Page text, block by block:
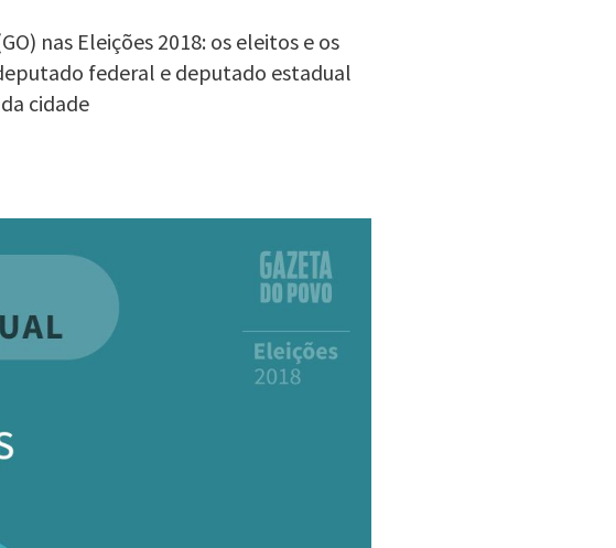
nas Eleições 2018: os eleitos e os
federal e deputado estadual
cidade